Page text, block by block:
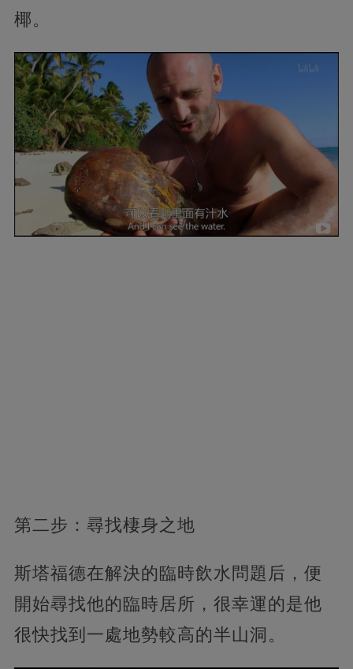
椰。
第二步：尋找棲身之地
斯塔福德在解決的臨時飲水問題后，便
開始尋找他的臨時居所，很幸運的是他
很快找到一處地勢較高的半山洞。